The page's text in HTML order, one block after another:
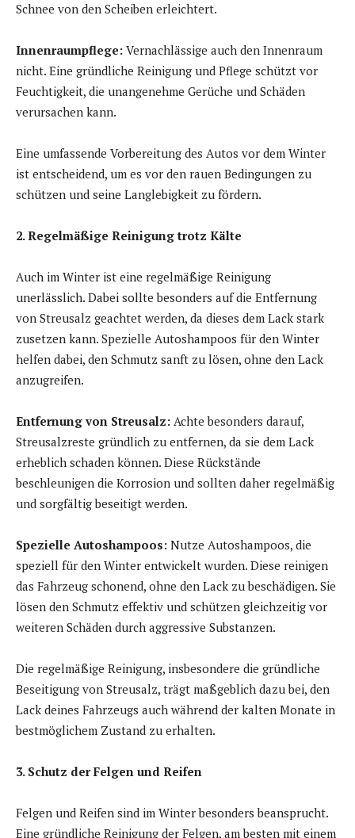
Schnee von den Scheiben erleichtert.
Innenraumpflege: Vernachlässige auch den Innenraum
nicht. Eine gründliche Reinigung und Pflege schützt vor
Feuchtigkeit, die unangenehme Gerüche und Schäden
verursachen kann.
Eine umfassende Vorbereitung des Autos vor dem Winter
ist entscheidend, um es vor den rauen Bedingungen zu
schützen und seine Langlebigkeit zu fördern.
2. Regelmäßige Reinigung trotz Kälte
Auch im Winter ist eine regelmäßige Reinigung
unerlässlich. Dabei sollte besonders auf die Entfernung
von Streusalz geachtet werden, da dieses dem Lack stark
zusetzen kann. Spezielle Autoshampoos für den Winter
helfen dabei, den Schmutz sanft zu lösen, ohne den Lack
anzugreifen.
Entfernung von Streusalz: Achte besonders darauf,
Streusalzreste gründlich zu entfernen, da sie dem Lack
erheblich schaden können. Diese Rückstände
beschleunigen die Korrosion und sollten daher regelmäßig
und sorgfältig beseitigt werden.
Spezielle Autoshampoos: Nutze Autoshampoos, die
speziell für den Winter entwickelt wurden. Diese reinigen
das Fahrzeug schonend, ohne den Lack zu beschädigen. Sie
lösen den Schmutz effektiv und schützen gleichzeitig vor
weiteren Schäden durch aggressive Substanzen.
Die regelmäßige Reinigung, insbesondere die gründliche
Beseitigung von Streusalz, trägt maßgeblich dazu bei, den
Lack deines Fahrzeugs auch während der kalten Monate in
bestmöglichem Zustand zu erhalten.
3. Schutz der Felgen und Reifen
Felgen und Reifen sind im Winter besonders beansprucht.
Eine gründliche Reinigung der Felgen, am besten mit einem